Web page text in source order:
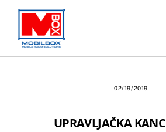
Skip
content
02/19/2019
UPRAVLJAČKA